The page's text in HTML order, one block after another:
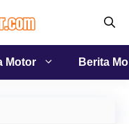
Motor Berita